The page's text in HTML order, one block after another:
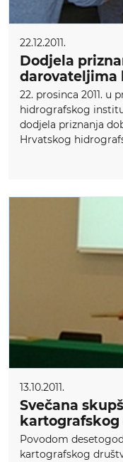
22.12.2011.
Dodjela
darovateljima
22. prosinca 2011. u
hidrografskog
dodjela priznanja
Hrvatskog
13.10.2011.
Svečana
kartografskog
Povodom
kartografskog